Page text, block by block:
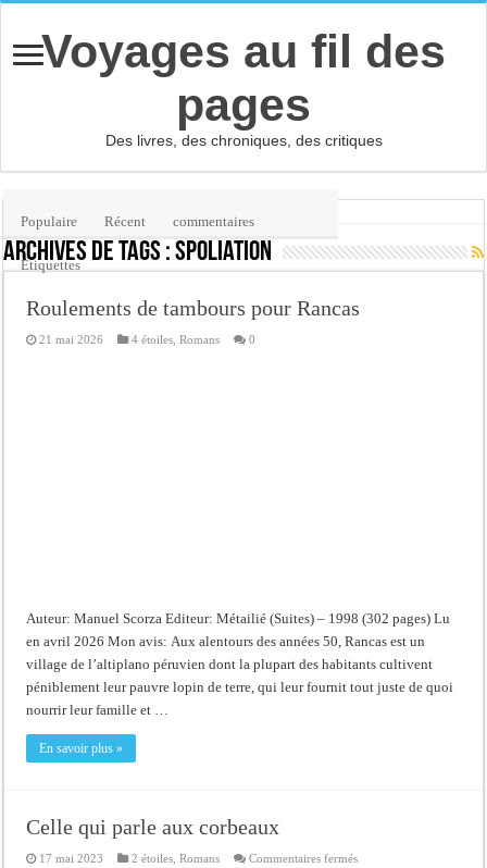
Voyages au fil des
pages
Des livres, des chroniques, des critiques
Archives de tags :spoliation
Roulements de tambours pour Rancas
21 mai 2026 4 étoiles ,Romans 0
Auteur: Manuel Scorza Editeur: Métailié (Suites) – 1998 (302 pages) Lu
en avril 2026 Mon avis: Aux alentours des années 50, Rancas est un
village de l’altiplano péruvien dont la plupart des habitants cultivent
péniblement leur pauvre lopin de terre, qui leur fournit tout juste de quoi
nourrir leur famille et …
En savoir plus »
Celle qui parle aux corbeaux
17 mai 2023 2 étoiles ,Romans Commentaires ferméssur
Populaire Récent commentaires
Etiquettes